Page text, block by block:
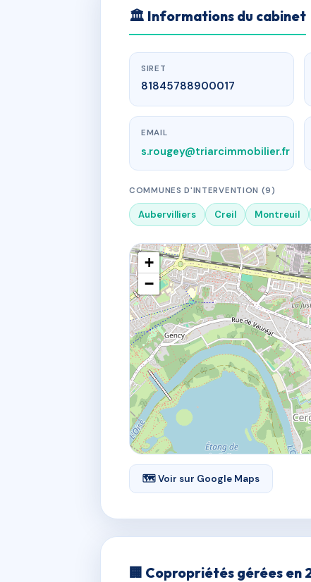
🏛 Informations du cabinet
SIRET
81845788900017
EMAIL
s.rougey@triarcimmobilier.fr
COMMUNES D'INTERVENTION (9)
Aubervilliers Creil Montreuil
+
−
🗺 Voir sur Google Maps
🏢 Copropriétés gérées en